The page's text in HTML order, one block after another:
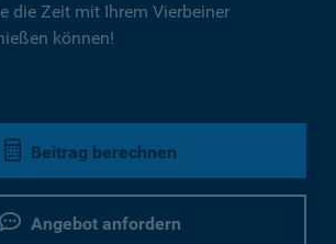
die Zeit mit Ihrem Vierbeiner
können!
Beitrag berechnen
Angebot anfordern